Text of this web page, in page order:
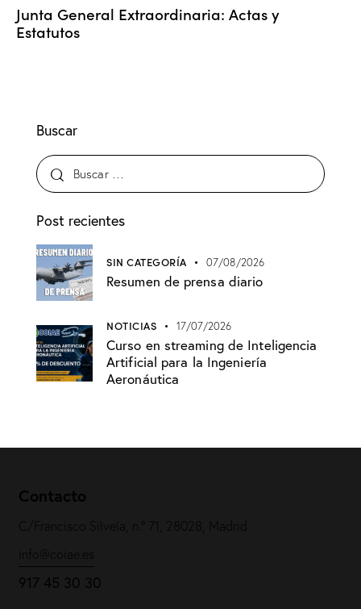
Junta General Extraordinaria: Actas y
Estatutos
Buscar
Post recientes
SIN CATEGORÍA 07/08/2026
Resumen de prensa diario
NOTICIAS 17/07/2026
Curso en streaming de Inteligencia
Artificial para la Ingeniería
Aeronáutica
Contacto
C/Francisco Silvela, n.º 71, 28028, Madrid
917 45 30 30